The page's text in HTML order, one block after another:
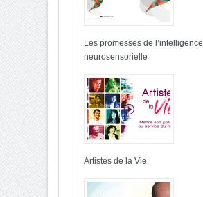
Les promesses de l’intelligence
neurosensorielle
Artistes de la Vie